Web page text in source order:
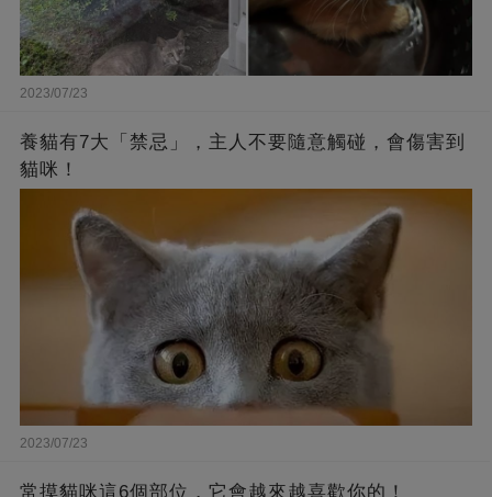
2023/07/23
養貓有7大「禁忌」，主人不要隨意觸碰，會傷害到
貓咪！
2023/07/23
常摸貓咪這6個部位，它會越來越喜歡你的！